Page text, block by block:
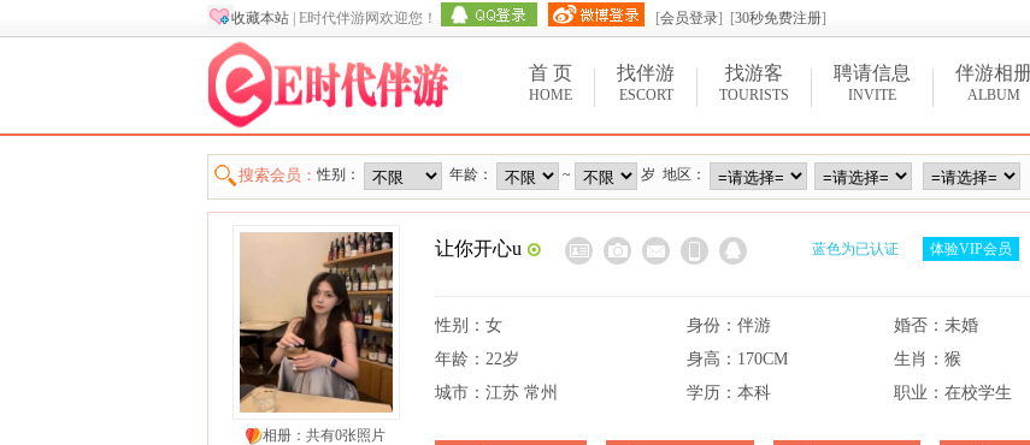
收藏本站 | E时代伴游网欢迎您！ [会员登录] [30秒免费注册]
首 页
HOME
找伴游
ESCORT
找游客
TOURISTS
聘请信息
INVITE
伴游相
ALBUM
搜索会员： 性别： 年龄： ~ 岁 地区：
相册：共有0张照片
让你开心u 蓝色为已认证 体验VIP会员
性别：女 身份：伴游 婚否：未婚
年龄：22岁
身高：170CM 生肖：猴
城市：江苏 常州
学历：本科 职业：在校学生